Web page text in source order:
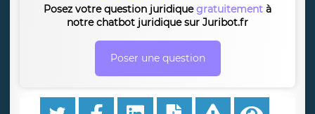
Posez votre question juridiquegratuitement à
notre chatbot juridique sur Juribot.fr
Poser une question